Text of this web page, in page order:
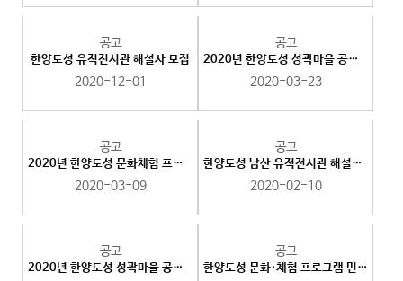
공고
한양도성 유적전시관 해설사 모집
2020-12-01
공고
2020년 한양도성 성곽마을 공동체사업 공모 선정결과
2020-03-23
공고
2020년 한양도성 문화체험 프로그램 선정결과
2020-03-09
공고
한양도성 남산 유적전시관 해설사 최종 합격자 공고
2020-02-10
공고
2020년 한양도성 성곽마을 공동체사업 지원계획 공고
공고
한양도성 문화·체험 프로그램 민간공모사업 공모